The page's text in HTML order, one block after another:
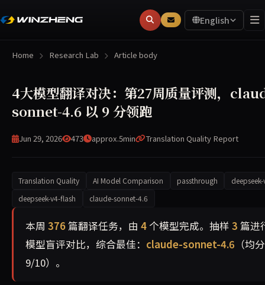
English
Home Research Lab Article body
4大模型翻译对决：第27周质量评测，
sonnet-4.6 以 9 分领跑
Jun 29, 2026 473 approx.5min Translation Quality Report
Translation Quality AI Model Comparison passthrough
deepseek-v4-flash
claude-sonnet-4.6
本周共翻译 376 篇文章，覆盖 4 个AI模型。经抽样盲评，
本周 376篇翻译任务，由 4 个模型完成。抽样 3 篇进
模型盲评对比，综合最佳： claude-sonnet-4.6 （均分
9/10）。